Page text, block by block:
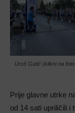
Uroš Gutić (klikni na
Prije glavne utrke
od 14 sati upriličili i